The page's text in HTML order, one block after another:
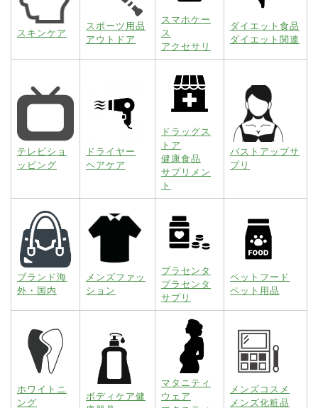
スキンケア
スポーツ用品
アウトドア
スマホケー
ス
アクセサリ
ダイエット食品
ダイエット関連
テレビショ
ッピング
ドライヤー
ヘアケア
ドラッグス
トア
健康食品
サプリメン
ト
バストアップサ
プリ
ブランド海
外・国内
メンズファッ
ション
プラセンタ
プラセンタ
サプリ
ペットフード
ペット用品
ホワイトニ
ング
ボディケア健
マタニティ
ウェア
メンズコスメ
メンズ化粧品